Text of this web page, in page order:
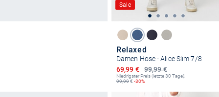
Sale
Relaxed
Damen Hose - Alice Slim 7/8
99,99 €
Ermäßigter Preis
69,99 €
Niedrigster Preis (letzte 30 Tage):
99,99€ -30%